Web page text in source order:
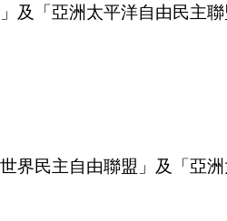
及「亞洲太平洋自由民主
界民主自由聯盟」及「亞